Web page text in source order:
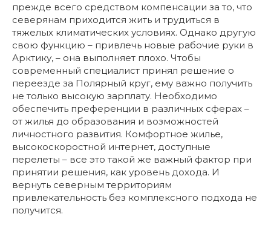
прежде всего средством компенсации за то, что
северянам приходится жить и трудиться в
тяжелых климатических условиях. Однако другую
свою функцию – привлечь новые рабочие руки в
Арктику, – она выполняет плохо. Чтобы
современный специалист принял решение о
переезде за Полярный круг, ему важно получить
не только высокую зарплату. Необходимо
обеспечить преференции в различных сферах –
от жилья до образования и возможностей
личностного развития. Комфортное жилье,
высокоскоростной интернет, доступные
перелеты – все это такой же важный фактор при
принятии решения, как уровень дохода. И
вернуть северным территориям
привлекательность без комплексного подхода не
получится.